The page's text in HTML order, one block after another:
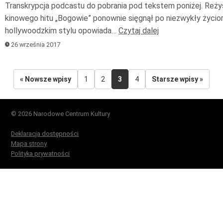
Transkrypcja podcastu do pobrania pod tekstem poniżej.
kinowego hitu „Bogowie” ponownie sięgnął po niezwykły
hollywoodzkim stylu opowiada… Czytaj dalej
26 września 2017
« Nowsze wpisy 1 2 3 4 Starsze wpisy »
© 2026 Narodowe Centrum Kultury
Deklaracja dostępności
Mapa strony
Polityka prywatności